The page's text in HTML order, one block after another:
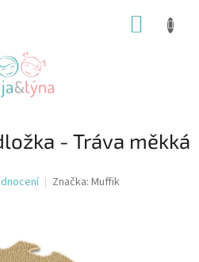
- Tráva měkká
Značka: Muffik